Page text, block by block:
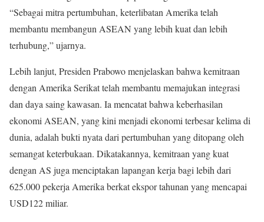
“Sebagai mitra pertumbuhan, keterlibatan Amerika telah
membantu membangun ASEAN yang lebih kuat dan lebih
terhubung,” ujarnya.
Lebih lanjut, Presiden Prabowo menjelaskan bahwa kemitraan
dengan Amerika Serikat telah membantu memajukan integrasi
dan daya saing kawasan. Ia mencatat bahwa keberhasilan
ekonomi ASEAN, yang kini menjadi ekonomi terbesar kelima di
dunia, adalah bukti nyata dari pertumbuhan yang ditopang oleh
semangat keterbukaan. Dikatakannya, kemitraan yang kuat
dengan AS juga menciptakan lapangan kerja bagi lebih dari
625.000 pekerja Amerika berkat ekspor tahunan yang mencapai
USD122 miliar.